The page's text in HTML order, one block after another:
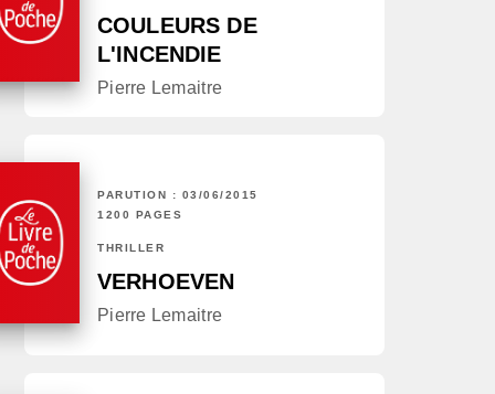
COULEURS DE
L'INCENDIE
Pierre Lemaitre
PARUTION : 03/06/2015
1200 PAGES
THRILLER
VERHOEVEN
Pierre Lemaitre